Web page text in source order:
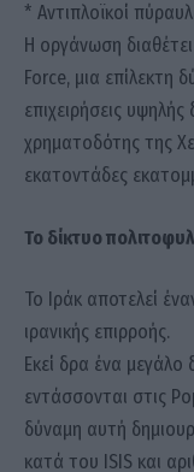
* Αντιπλοϊκοί
Η οργάνωση
Force, μια επίλεκτη
επιχειρήσεις
χρηματοδότης της
εκατοντάδες
Το δίκτυο
Το Ιράκ αποτελεί
ιρανικής επιρροής.
Εκεί δρα ένα
εντάσσονται στις
δύναμη αυτή
κατά του ISIS και